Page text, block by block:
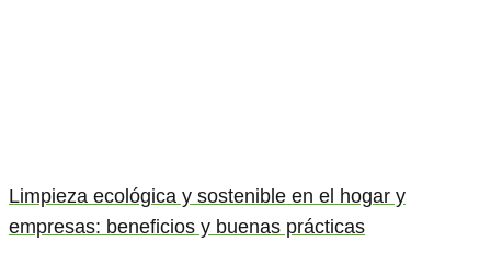
Limpieza ecológica y sostenible en el hogar y
empresas: beneficios y buenas prácticas